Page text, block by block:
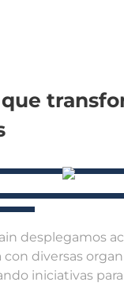
desplegamos
con diversas
iniciativas